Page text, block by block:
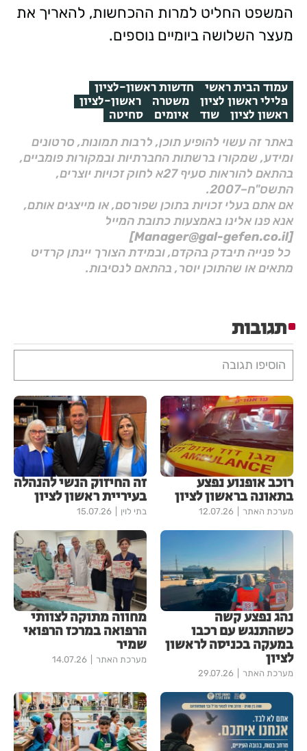
המשפט החליט למרות ההכחשות, להאריך את
מעצר השלושה ביומיים נוספים.
עמוד הבית ראשי חדשות ראשון-לציון
פלילי ראשון לציון משטרה ראשון-לציון
ראשון לציון שוד איומים סחיטה
באתר זה עשוי להופיע תוכן, לרבות תמונות, סרטונים
ומידע, שמקורו ברשתות החברתיות ובמקורות פומביים,
בהתאם להוראות סעיף 27א לחוק זכויות יוצרים,
התשס"ח–2007.
אם אתם בעלי זכויות בתוכן שפורסם, או מייצגים אותם,
אנא פנו אלינו באמצעות כתובת המייל
[Manager@gal-gefen.co.il]
כל פנייה תיבדק בהקדם, ובמידת הצורך יינתן קרדיט
מתאים או שהתוכן יוסר, בהתאם לנסיבות.
תגובות
הוסיפו תגובה
רוכב אופנוע נפצע
בתאונה בראשון לציון
מערכת האתר 12.07.26
זה החיזוק הנשי להנהלה
בעיריית ראשון לציון
בתי לוין 15.07.26
נהג נפצע קשה
כשהתנגש עם רכבו
במעקה בכניסה לראשון
לציון
מערכת האתר 29.07.26
מחווה מתוקה לצוותי
הרפואה במרכז הרפואי
שמיר
מערכת האתר 14.07.26